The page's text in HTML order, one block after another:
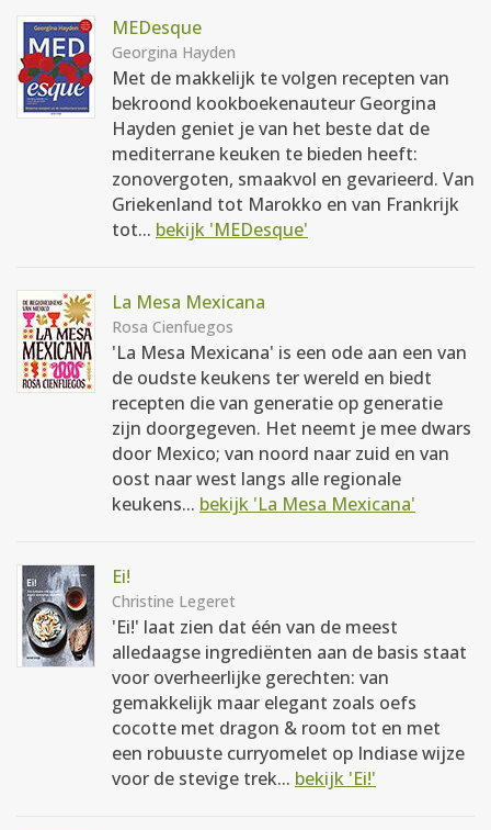
MEDesque
Georgina Hayden
Met de makkelijk te volgen recepten van
bekroond kookboekenauteur Georgina
Hayden geniet je van het beste dat de
mediterrane keuken te bieden heeft:
zonovergoten, smaakvol en gevarieerd. Van
Griekenland tot Marokko en van Frankrijk
tot... bekijk 'MEDesque'
La Mesa Mexicana
Rosa Cienfuegos
'La Mesa Mexicana' is een ode aan een van
de oudste keukens ter wereld en biedt
recepten die van generatie op generatie
zijn doorgegeven. Het neemt je mee dwars
door Mexico; van noord naar zuid en van
oost naar west langs alle regionale
keukens... bekijk 'La Mesa Mexicana'
Ei!
Christine Legeret
'Ei!' laat zien dat één van de meest
alledaagse ingrediënten aan de basis staat
voor overheerlijke gerechten: van
gemakkelijk maar elegant zoals oefs
cocotte met dragon & room tot en met
een robuuste curryomelet op Indiase wijze
voor de stevige trek... bekijk 'Ei!'